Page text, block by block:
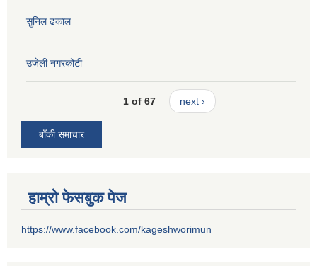
सुनिल ढकाल
उजेली नगरकोटी
1 of 67 next ›
बाँकी समाचार
हाम्रो फेसबुक पेज
https://www.facebook.com/kageshworimun